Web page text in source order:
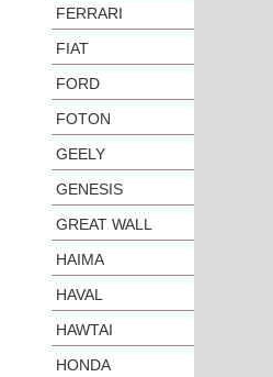
FERRARI
FIAT
FORD
FOTON
GEELY
GENESIS
GREAT WALL
HAIMA
HAVAL
HAWTAI
HONDA